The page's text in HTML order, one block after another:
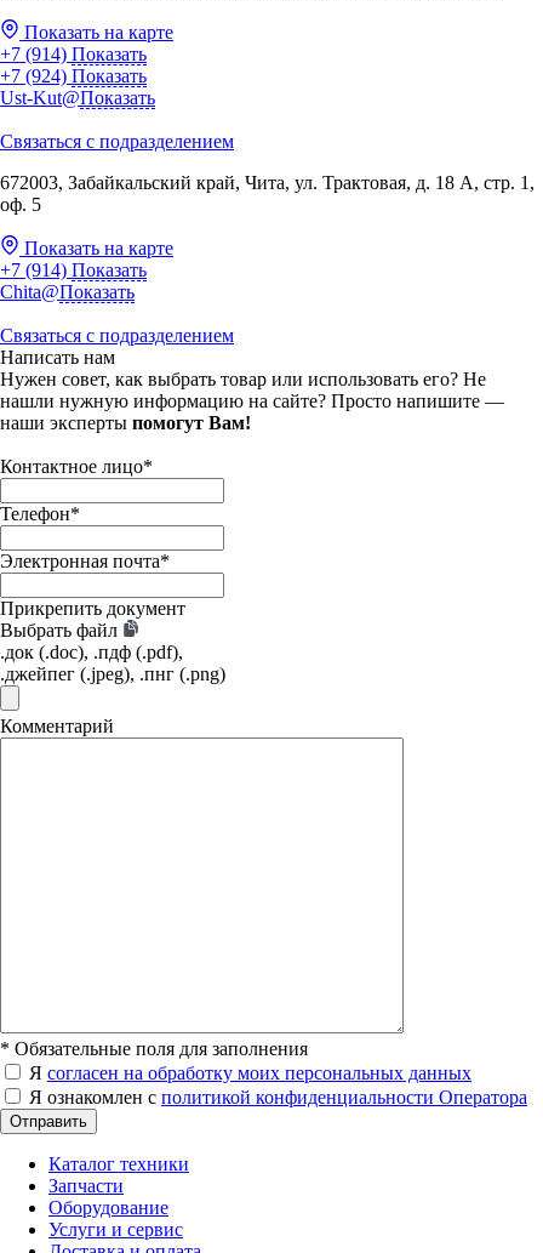
Показать на карте
+7 (914) Показать
+7 (924) Показать
Ust-Kut@Показать
Связаться с подразделением
672003, Забайкальский край, Чита, ул. Трактовая, д. 18 А, стр. 1,
оф. 5
Показать на карте
+7 (914) Показать
Chita@Показать
Связаться с подразделением
Написать нам
Нужен совет, как выбрать товар или использовать его? Не
нашли нужную информацию на сайте? Просто напишите —
наши эксперты помогут Вам!
Контактное лицо*
Телефон*
Электронная почта*
Прикрепить документ
Выбрать файл
.док (.doc), .пдф (.pdf),
.джейпег (.jpeg), .пнг (.png)
Комментарий
* Обязательные поля для заполнения
Я согласен на обработку моих персональных данных
Я ознакомлен с политикой конфиденциальности Оператора
Отправить
Каталог техники
Запчасти
Оборудование
Услуги и сервис